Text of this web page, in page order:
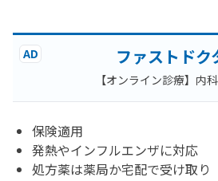
AD ファストドク
【オンライン診療】内
保険適用
発熱やインフルエンザに対応
処方薬は薬局か宅配で受け取り